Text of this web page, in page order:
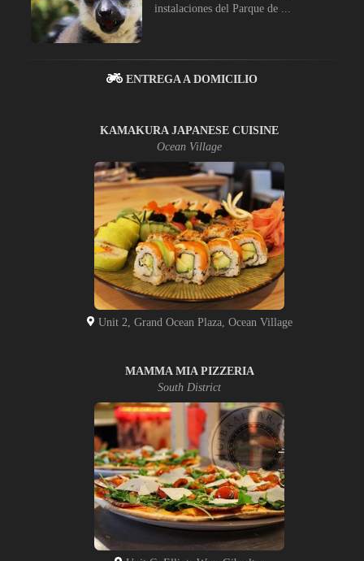
instalaciones del Parque de ...
ENTREGA A DOMICILIO
KAMAKURA JAPANESE CUISINE
Ocean Village
Unit 2, Grand Ocean Plaza, Ocean Village
MAMMA MIA PIZZERIA
South District